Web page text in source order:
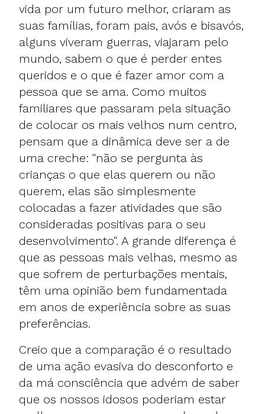
vida por um futuro melhor, criaram as
suas famílias, foram pais, avós e bisavós,
alguns viveram guerras, viajaram pelo
mundo, sabem o que é perder entes
queridos e o que é fazer amor com a
pessoa que se ama. Como muitos
familiares que passaram pela situação
de colocar os mais velhos num centro,
pensam que a dinâmica deve ser a de
uma creche: "não se pergunta às
crianças o que elas querem ou não
querem, elas são simplesmente
colocadas a fazer atividades que são
consideradas positivas para o seu
desenvolvimento". A grande diferença é
que as pessoas mais velhas, mesmo as
que sofrem de perturbações mentais,
têm uma opinião bem fundamentada
em anos de experiência sobre as suas
preferências.
Creio que a comparação é o resultado
de uma ação evasiva do desconforto e
da má consciência que advém de saber
que os nossos idosos poderiam estar